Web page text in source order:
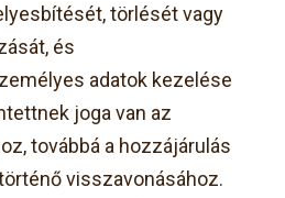
törlését vagy
és
adatok kezelése
joga van az
továbbá a hozzájárulás
visszavonásához.